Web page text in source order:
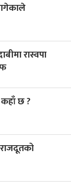
रास्वपा
छ ?